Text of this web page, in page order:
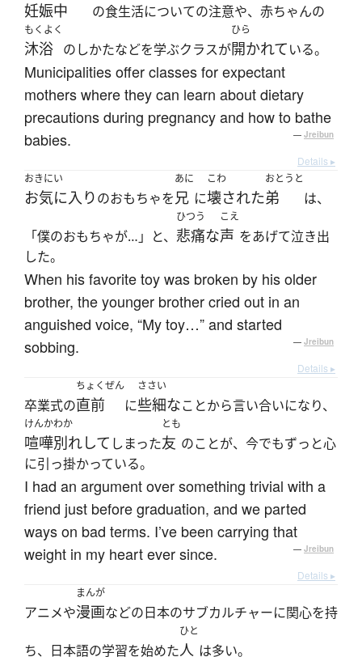
妊娠中 の食生活についての注意や、赤ちゃんの
もくよく
沐浴 のしかたなどを学ぶクラスが
ひら
開かれている。
Municipalities offer classes for expectant
mothers where they can learn about dietary
precautions during pregnancy and how to bathe
babies.
— Jreibun
Details ▸
おきにい
お気に入りのおもちゃを
あに
兄 に
こわ
壊された
おとうと
弟 は、
「僕のおもちゃが…」と、
ひつう
悲痛な
こえ
声 をあげて泣き出
した。
When his favorite toy was broken by his older
brother, the younger brother cried out in an
anguished voice, “My toy…” and started
sobbing.
— Jreibun
Details ▸
卒業式の
ちょくぜん
直前 に
ささい
些細なことから言い合いになり、
けんかわか
喧嘩別れして しまった
とも
友 のことが、今でもずっと心
に引っ掛かっている。
I had an argument over something trivial with a
friend just before graduation, and we parted
ways on bad terms. I’ve been carrying that
weight in my heart ever since.
— Jreibun
Details ▸
アニメや
まんが
漫画などの日本のサブカルチャーに関心を持
ち、日本語の学習を始めた
ひと
人 は多い。